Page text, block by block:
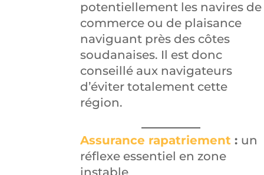
potentiellement les navires de
commerce ou de plaisance
naviguant près des côtes
soudanaises. Il est donc
conseillé aux navigateurs
d’éviter totalement cette
région.
Assurance rapatriement: un
réflexe essentiel en zone
instable